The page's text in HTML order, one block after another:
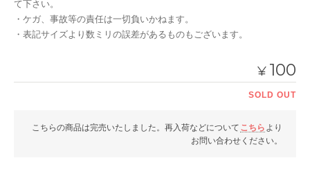
て下さい。
・ケガ、事故等の責任は一切負いかねます。
・表記サイズより数ミリの誤差があるものもございます。
¥ 100
SOLD OUT
こちらの商品は完売いたしました。再入荷などについて こちら より
お問い合わせください。